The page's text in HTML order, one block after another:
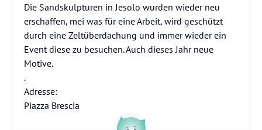
Die Sandskulpturen in Jesolo wurden wieder neu
erschaffen, mei was für eine Arbeit, wird geschützt
durch eine Zeltüberdachung und immer wieder ein
Event diese zu besuchen. Auch dieses Jahr neue
Motive.
.
Adresse:
Piazza Brescia